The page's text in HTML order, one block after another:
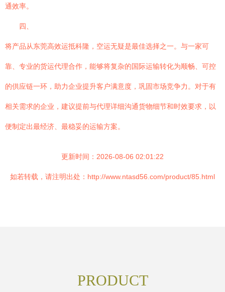
通效率。
四、
将产品从东莞高效运抵科隆，空运无疑是最佳选择之一。与一家可
靠、专业的货运代理合作，能够将复杂的国际运输转化为顺畅、可控
的供应链一环，助力企业提升客户满意度，巩固市场竞争力。对于有
相关需求的企业，建议提前与代理详细沟通货物细节和时效要求，以
便制定出最经济、最稳妥的运输方案。
更新时间：2026-08-06 02:01:22
如若转载，请注明出处：http://www.ntasd56.com/product/85.html
PRODUCT